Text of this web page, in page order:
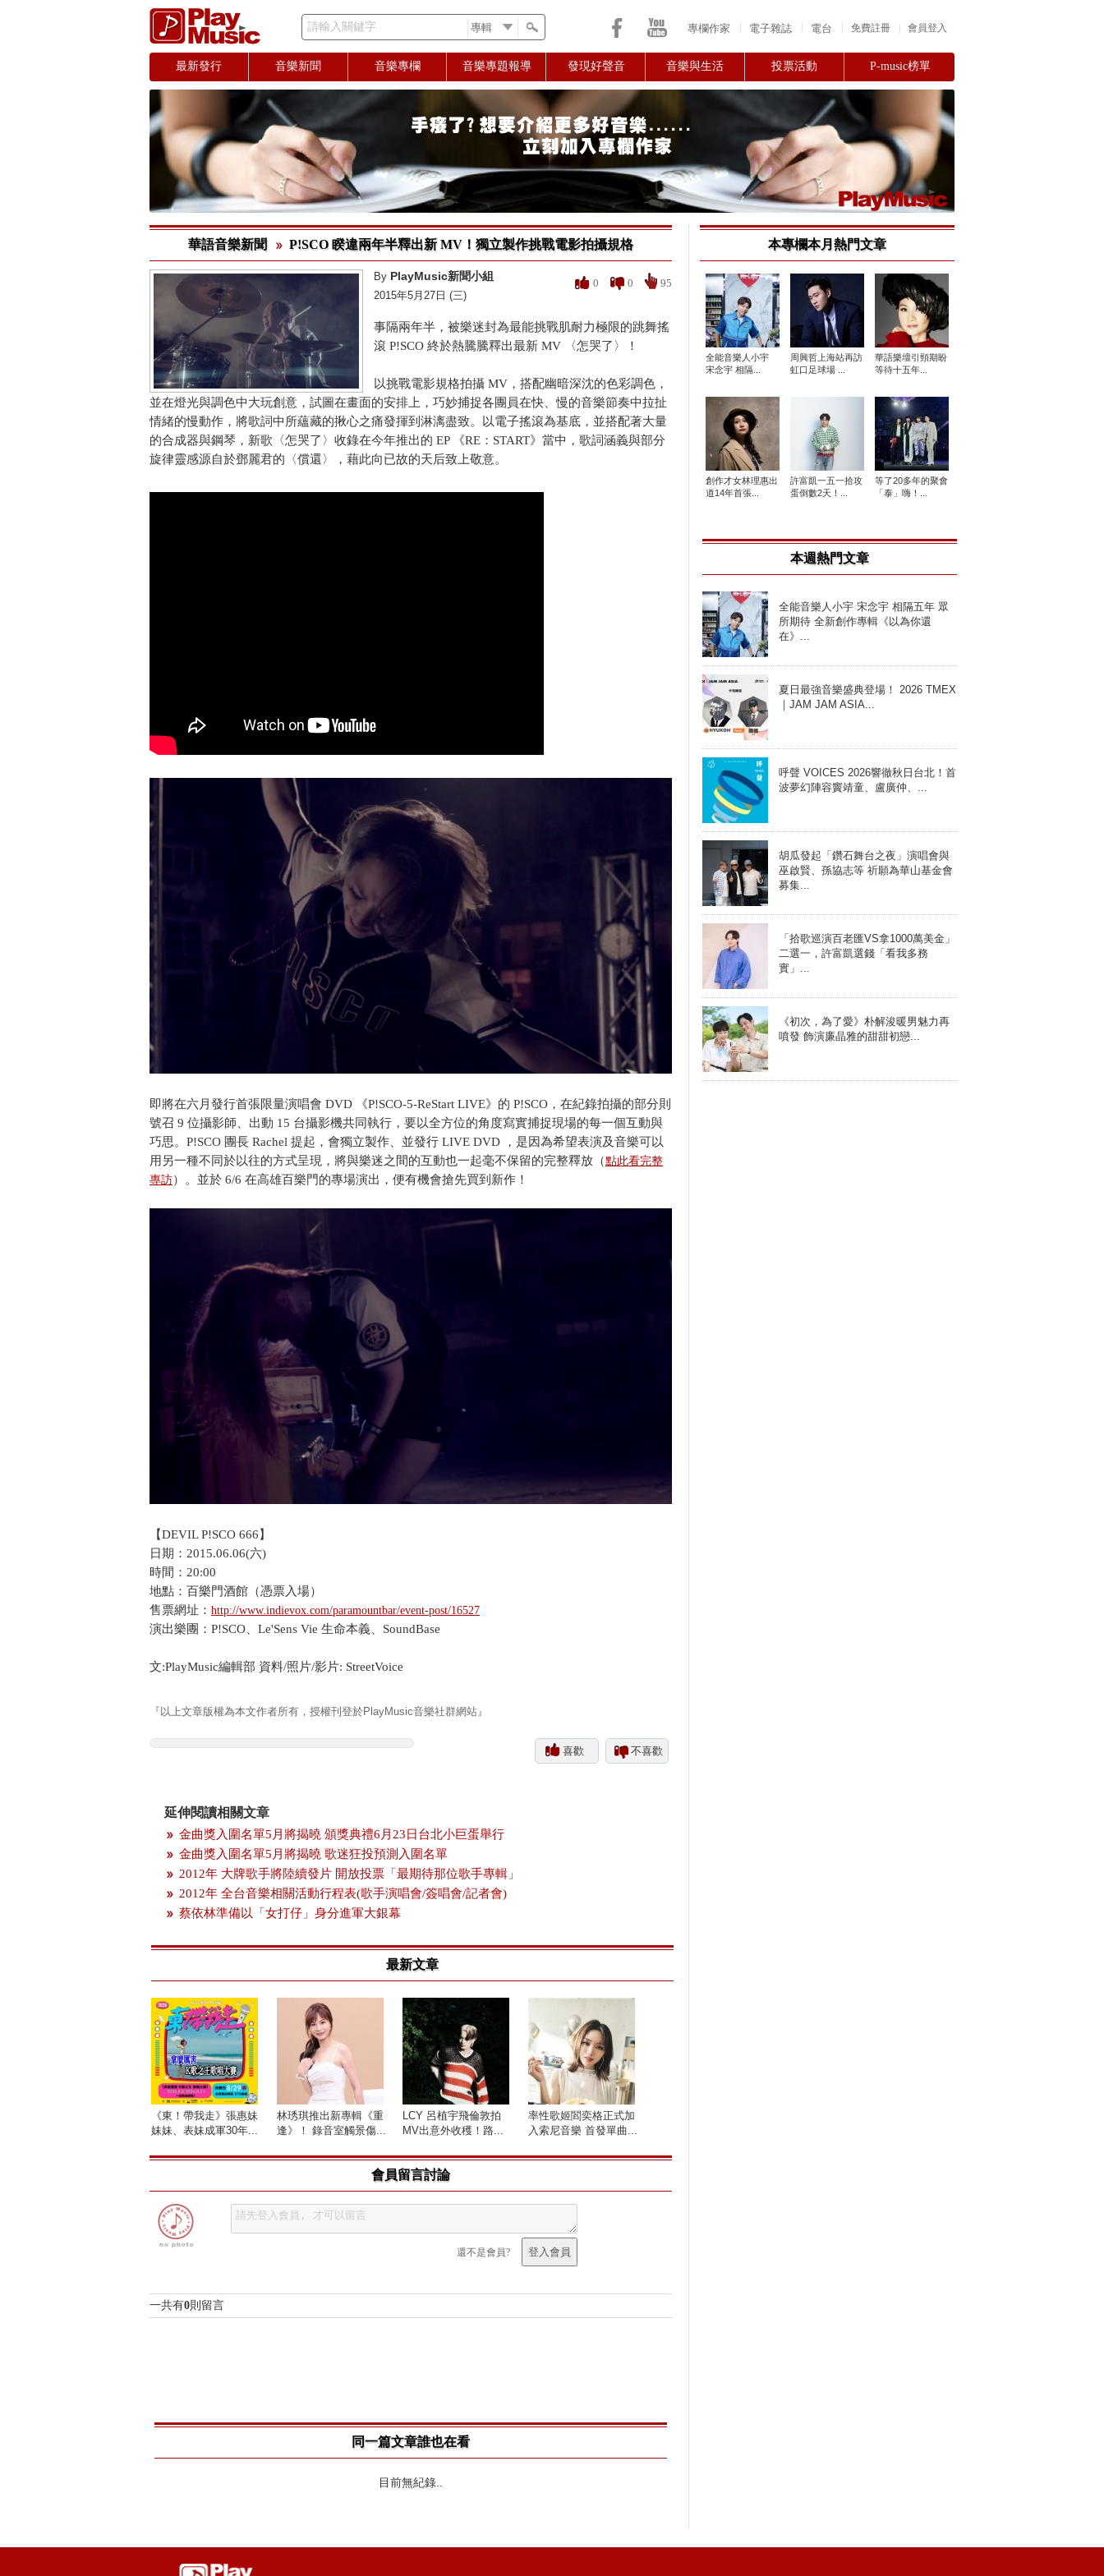
請輸入關鍵字 會員登入
免費註冊
專欄作家 電子雜誌 電台
最新發行 音樂新聞 音樂專欄 音樂專題報導 發現好聲音 音樂與生活 投票活動 P-music榜單
華語音樂新聞 P!SCO 睽違兩年半釋出新 MV！獨立製作挑戰電影拍攝規格
0 0 95
By PlayMusic新聞小組
2015年5月27日 (三)
事隔兩年半，被樂迷封為最能挑戰肌耐力極限的跳舞搖
滾 P!SCO 終於熱騰騰釋出最新 MV 〈怎哭了〉！
以挑戰電影規格拍攝 MV，搭配幽暗深沈的色彩調色，
並在燈光與調色中大玩創意，試圖在畫面的安排上，巧妙捕捉各團員在快、慢的音樂節奏中拉扯
情緒的慢動作，將歌詞中所蘊藏的揪心之痛發揮到淋漓盡致。以電子搖滾為基底，並搭配著大量
的合成器與鋼琴，新歌〈怎哭了〉收錄在今年推出的 EP 《RE：START》當中，歌詞涵義與部分
旋律靈感源自於鄧麗君的〈償還〉，藉此向已故的天后致上敬意。
即將在六月發行首張限量演唱會 DVD 《P!SCO-5-ReStart LIVE》的 P!SCO，在紀錄拍攝的部分則
號召 9 位攝影師、出動 15 台攝影機共同執行，要以全方位的角度寫實捕捉現場的每一個互動與
巧思。P!SCO 團長 Rachel 提起，會獨立製作、並發行 LIVE DVD ，是因為希望表演及音樂可以
用另一種不同於以往的方式呈現，將與樂迷之間的互動也一起毫不保留的完整釋放（點此看完整
專訪）。並於 6/6 在高雄百樂門的專場演出，便有機會搶先買到新作！
【DEVIL P!SCO 666】
日期：2015.06.06(六)
時間：20:00
地點：百樂門酒館（憑票入場）
售票網址： http://www.indievox.com/paramountbar/event-post/16527
演出樂團：P!SCO、Le'Sens Vie 生命本義、SoundBase
文:PlayMusic編輯部 資料/照片/影片: StreetVoice
『以上文章版權為本文作者所有，授權刊登於PlayMusic音樂社群網站』
喜歡 不喜歡
延伸閱讀相關文章
金曲獎入圍名單5月將揭曉 頒獎典禮6月23日台北小巨蛋舉行
金曲獎入圍名單5月將揭曉 歌迷狂投預測入圍名單
2012年 大牌歌手將陸續發片 開放投票「最期待那位歌手專輯」
2012年 全台音樂相關活動行程表(歌手演唱會/簽唱會/記者會)
蔡依林準備以「女打仔」身分進軍大銀幕
最新文章
《東！帶我走》張惠妹
妹妹、表妹成軍30年...
林琇琪推出新專輯《重
逢》！ 錄音室觸景傷...
LCY 呂植宇飛倫敦拍
MV出意外收穫！路...
率性歌姬閻奕格正式加
入索尼音樂 首發單曲...
會員留言討論
還不是會員?
一共有0則留言
同一篇文章誰也在看
目前無紀錄..
本專欄本月熱門文章
全能音樂人小宇
宋念宇 相隔...
周興哲上海站再訪
虹口足球場 ...
華語樂壇引頸期盼
等待十五年...
創作才女林理惠出
道14年首張...
許富凱一五一拾攻
蛋倒數2天！...
等了20多年的聚會
「泰」嗨！...
本週熱門文章
全能音樂人小宇 宋念宇 相隔五年 眾
所期待 全新創作專輯《以為你還
在》...
夏日最強音樂盛典登場！ 2026 TMEX
｜JAM JAM ASIA...
呼聲 VOICES 2026響徹秋日台北！首
波夢幻陣容竇靖童、盧廣仲、...
胡瓜發起「鑽石舞台之夜」演唱會與
巫啟賢、孫協志等 祈願為華山基金會
募集...
「拾歌巡演百老匯VS拿1000萬美金」
二選一，許富凱選錢「看我多務
實」...
《初次，為了愛》朴解浚暖男魅力再
噴發 飾演廉晶雅的甜甜初戀...